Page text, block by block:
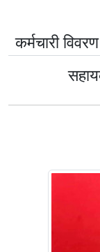
कर्मचारी विवरण